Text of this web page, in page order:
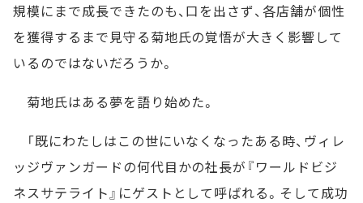
規模にまで成長できたのも、口を出さず、各店舗が個性
を獲得するまで見守る菊地氏の覚悟が大きく影響して
いるのではないだろうか。
菊地氏はある夢を語り始めた。
「既にわたしはこの世にいなくなったある時、ヴィレ
ッジヴァンガードの何代目かの社長が『ワールドビジ
ネスサテライト』にゲストとして呼ばれる。そして成功